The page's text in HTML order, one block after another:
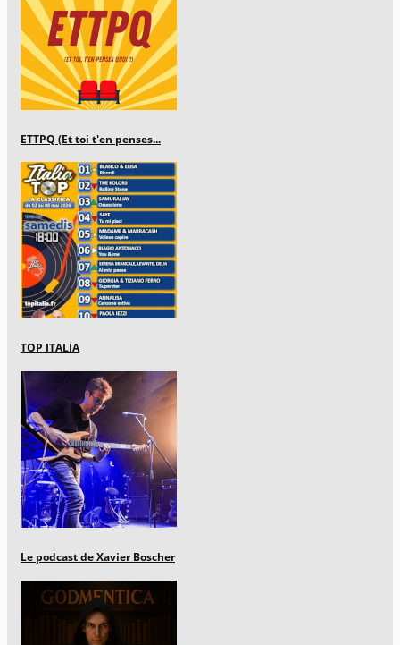
ETTPQ (Et toi t'en penses...
TOP ITALIA
Le podcast de Xavier Boscher